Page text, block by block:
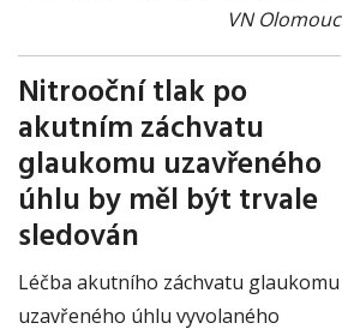
VN Olomouc
Nitrooční tlak po
akutním záchvatu
glaukomu uzavřeného
úhlu by měl být trvale
sledován
Léčba akutního záchvatu glaukomu
uzavřeného úhlu vyvolaného